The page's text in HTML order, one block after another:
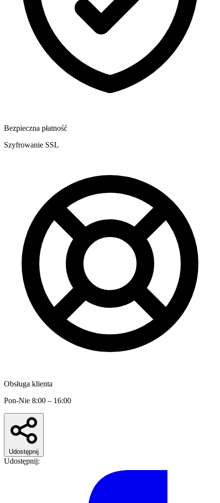
Bezpieczna płatność
Szyfrowanie SSL
Obsługa klienta
Pon-Nie 8:00 – 16:00
Udostępnij
Udostępnij: